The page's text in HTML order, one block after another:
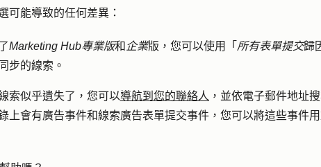
可能導致的任何差異：
Marketing Hub專業版和 企業版，您可以使用「 所有表單提交歸
步的線索。
索似乎遺失了，您可以導航到您的聯絡人 ，並依電子郵件地址
上會有廣告事件和線索廣告表單提交事件，您可以將這些事件